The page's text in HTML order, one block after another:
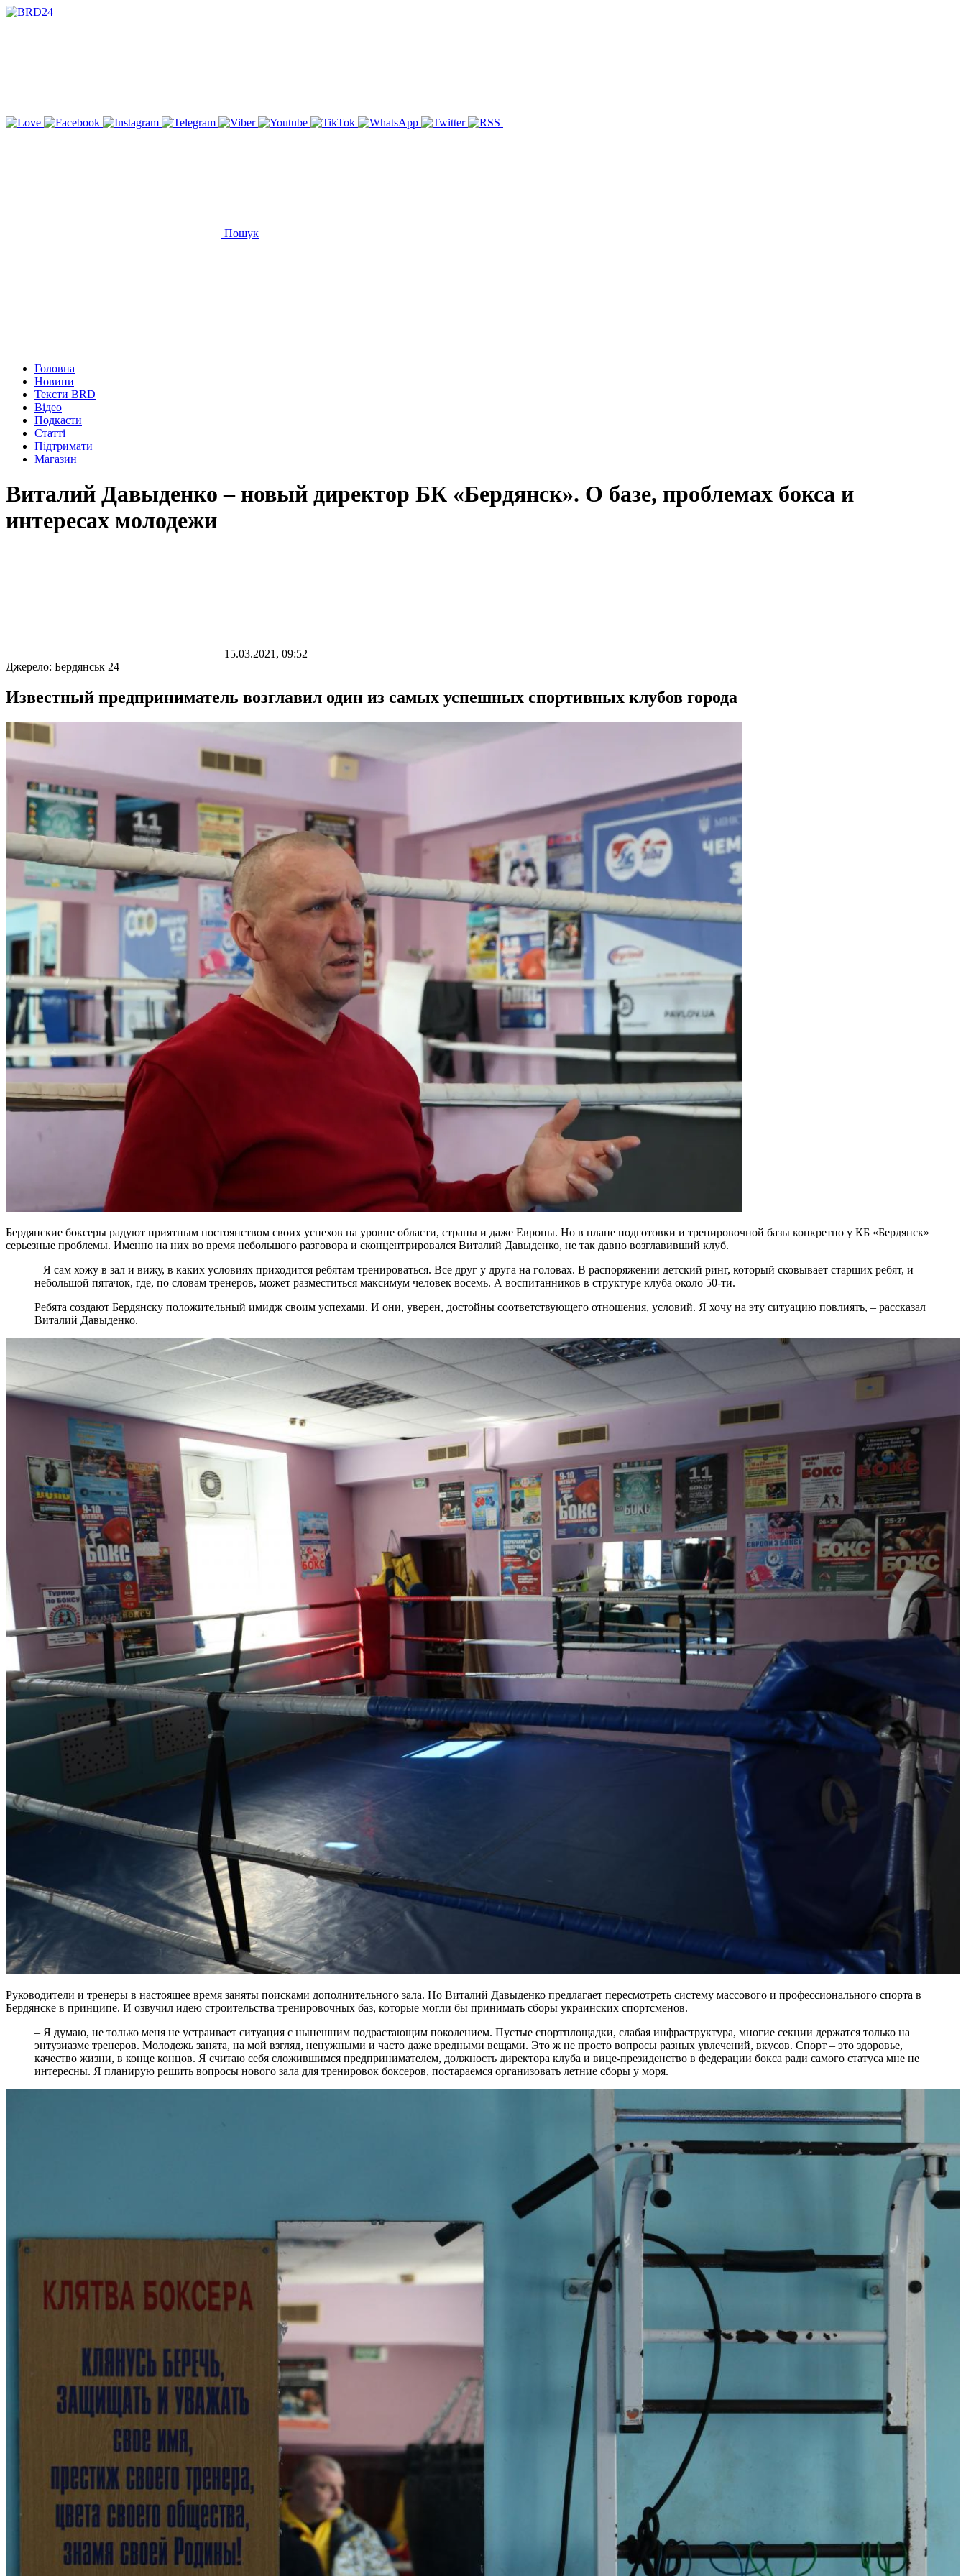
Пошук
Головна
Новини
Тексти BRD
Відео
Подкасти
Статті
Підтримати
Магазин
Виталий Давыденко – новый директор БК «Бердянск». О базе, проблемах бокса и
интересах молодежи
15.03.2021, 09:52
Джерело: Бердянськ 24
Известный предприниматель возглавил один из самых успешных спортивных клубов города
Бердянские боксеры радуют приятным постоянством своих успехов на уровне области, страны и даже Европы. Но в плане подготовки и тренировочной базы конкретно у КБ «Бердянск»
серьезные проблемы. Именно на них во время небольшого разговора и сконцентрировался Виталий Давыденко, не так давно возглавивший клуб.
– Я сам хожу в зал и вижу, в каких условиях приходится ребятам тренироваться. Все друг у друга на головах. В распоряжении детский ринг, который сковывает старших ребят, и
небольшой пятачок, где, по словам тренеров, может разместиться максимум человек восемь. А воспитанников в структуре клуба около 50-ти.
Ребята создают Бердянску положительный имидж своим успехами. И они, уверен, достойны соответствующего отношения, условий. Я хочу на эту ситуацию повлиять, – рассказал
Виталий Давыденко.
Руководители и тренеры в настоящее время заняты поисками дополнительного зала. Но Виталий Давыденко предлагает пересмотреть систему массового и профессионального спорта в
Бердянске в принципе. И озвучил идею строительства тренировочных баз, которые могли бы принимать сборы украинских спортсменов.
– Я думаю, не только меня не устраивает ситуация с нынешним подрастающим поколением. Пустые спортплощадки, слабая инфраструктура, многие секции держатся только на
энтузиазме тренеров. Молодежь занята, на мой взгляд, ненужными и часто даже вредными вещами. Это ж не просто вопросы разных увлечений, вкусов. Спорт – это здоровье,
качество жизни, в конце концов. Я считаю себя сложившимся предпринимателем, должность директора клуба и вице-президенство в федерации бокса ради самого статуса мне не
интересны. Я планирую решить вопросы нового зала для тренировок боксеров, постараемся организовать летние сборы у моря.